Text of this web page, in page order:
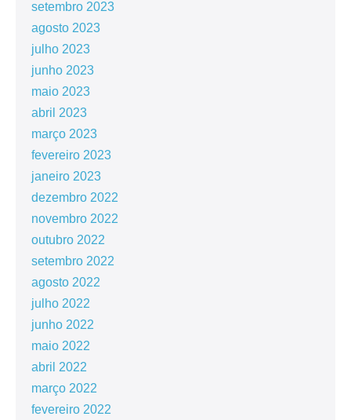
setembro 2023
agosto 2023
julho 2023
junho 2023
maio 2023
abril 2023
março 2023
fevereiro 2023
janeiro 2023
dezembro 2022
novembro 2022
outubro 2022
setembro 2022
agosto 2022
julho 2022
junho 2022
maio 2022
abril 2022
março 2022
fevereiro 2022